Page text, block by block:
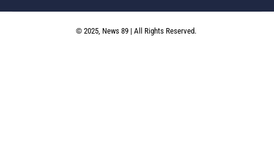
© 2025, News 89 | All Rights Reserved.